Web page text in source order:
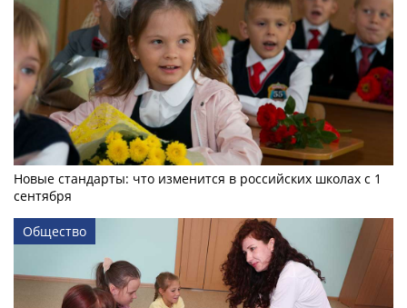
Новые стандарты: что изменится в российских школах с 1
сентября
Общество